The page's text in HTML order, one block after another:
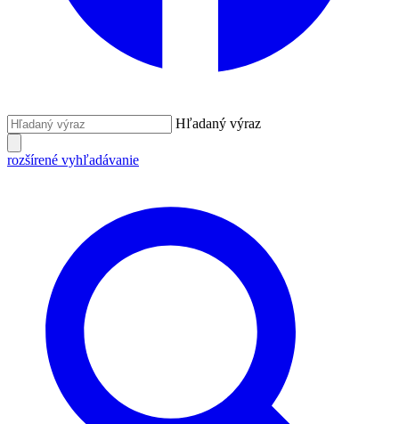
Hľadaný výraz
rozšírené vyhľadávanie